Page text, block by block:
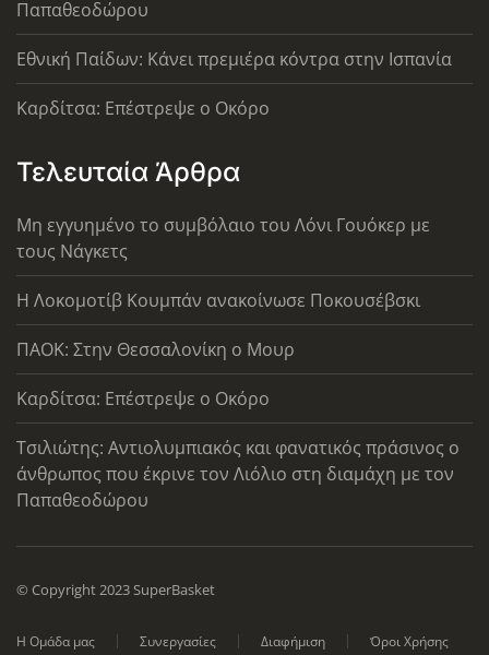
Παπαθεοδώρου
Εθνική Παίδων: Κάνει πρεμιέρα κόντρα στην Ισπανία
Καρδίτσα: Επέστρεψε ο Οκόρο
Τελευταία Άρθρα
Μη εγγυημένο το συμβόλαιο του Λόνι Γουόκερ με
τους Νάγκετς
Η Λοκομοτίβ Κουμπάν ανακοίνωσε Ποκουσέβσκι
ΠΑΟΚ: Στην Θεσσαλονίκη ο Μουρ
Καρδίτσα: Επέστρεψε ο Οκόρο
Τσιλιώτης: Αντιολυμπιακός και φανατικός πράσινος ο
άνθρωπος που έκρινε τον Λιόλιο στη διαμάχη με τον
Παπαθεοδώρου
© Copyright 2023 SuperBasket
Η Ομάδα μας Συνεργασίες Διαφήμιση
Όροι Χρήσης